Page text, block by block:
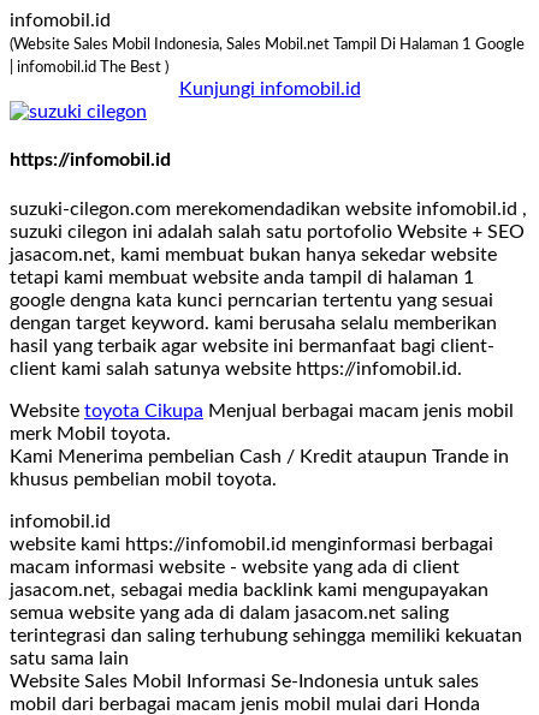
infomobil.id
(Website Sales Mobil Indonesia, Sales Mobil.net Tampil Di Halaman 1 Google
| infomobil.id The Best )
Kunjungi infomobil.id
https://infomobil.id
suzuki-cilegon.com merekomendadikan website infomobil.id ,
suzuki cilegon ini adalah salah satu portofolio Website + SEO
jasacom.net, kami membuat bukan hanya sekedar website
tetapi kami membuat website anda tampil di halaman 1
google dengna kata kunci perncarian tertentu yang sesuai
dengan target keyword. kami berusaha selalu memberikan
hasil yang terbaik agar website ini bermanfaat bagi client-
client kami salah satunya website https://infomobil.id.
Website toyota Cikupa Menjual berbagai macam jenis mobil
merk Mobil toyota.
Kami Menerima pembelian Cash / Kredit ataupun Trande in
khusus pembelian mobil toyota.
infomobil.id
website kami https://infomobil.id menginformasi berbagai
macam informasi website - website yang ada di client
jasacom.net, sebagai media backlink kami mengupayakan
semua website yang ada di dalam jasacom.net saling
terintegrasi dan saling terhubung sehingga memiliki kekuatan
satu sama lain
Website Sales Mobil Informasi Se-Indonesia untuk sales
mobil dari berbagai macam jenis mobil mulai dari Honda